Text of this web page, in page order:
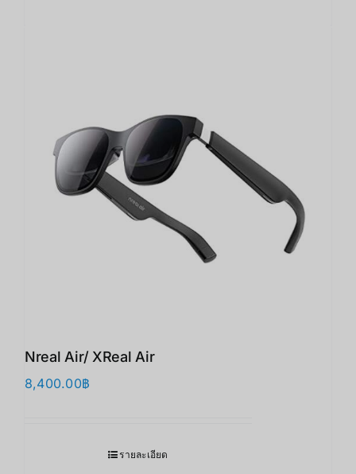
Nreal Air/ XReal Air
8,400.00฿
รายละเอียด